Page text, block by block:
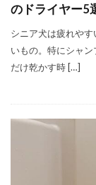
のドライヤー5
シニア犬は疲れや
いもの。特にシャ
だけ乾かす時 […]